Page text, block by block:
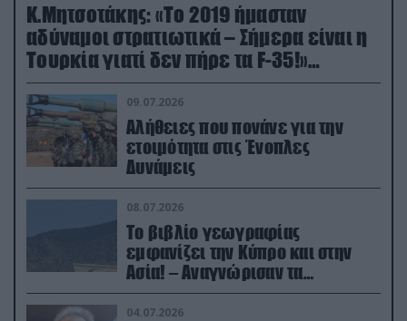
Κ.Μητσοτάκης: «Το 2019 ήμασταν
αδύναμοι στρατιωτικά – Σήμερα είναι η
Τουρκία γιατί δεν πήρε τα F-35!»
(βίντεο)
09.07.2026
Αλήθειες που πονάνε για την
ετοιμότητα στις Ένοπλες
Δυνάμεις
08.07.2026
Το βιβλίο γεωγραφίας
εμφανίζει την Κύπρο και στην
Ασία! – Αναγνώρισαν τα
κατεχόμενα; (φωτο)
04.07.2026